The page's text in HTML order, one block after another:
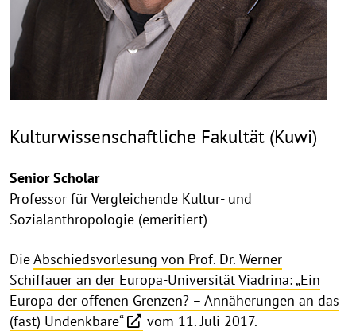
Kulturwissenschaftliche Fakultät (Kuwi)
Senior Scholar
Professor für Vergleichende Kultur- und
Sozialanthropologie (emeritiert)
DieAbschiedsvorlesung von Prof. Dr. Werner
Schiffauer an der Europa-Universität Viadrina: „Ein
Europa der offenen Grenzen? – Annäherungen an das
(fast) Undenkbare“
vom 11. Juli 2017.